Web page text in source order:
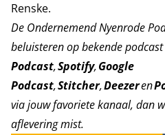
Renske.
De Ondernemend Nyenrode
beluisteren op bekende
Podcast,Spotify,Google
Podcast,Stitcher,Deezeren
via jouw favoriete kanaal, dan
aflevering mist.